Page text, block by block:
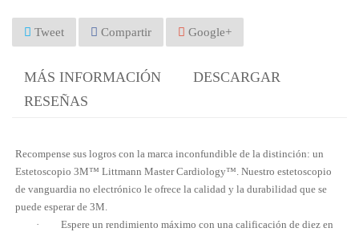
Tweet Compartir Google+
MÁS INFORMACIÓN
DESCARGAR
RESEÑAS
Recompense sus logros con la marca inconfundible de la distinción: un
Estetoscopio 3M™ Littmann Master Cardiology™. Nuestro estetoscopio
de vanguardia no electrónico le ofrece la calidad y la durabilidad que se
puede esperar de 3M.
· Espere un rendimiento máximo con una calificación de diez en